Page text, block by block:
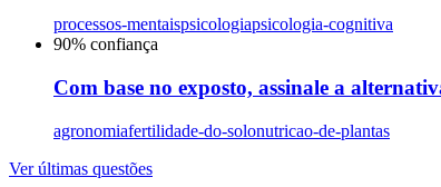
processos-mentaispsicologiapsicologia-cognitiva
90% confiança
Com base no exposto, assinale a
agronomiafertilidade-do-solonutricao-de-plantas
Ver últimas questões